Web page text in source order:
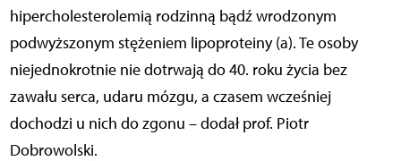
hipercholesterolemią rodzinną bądź wrodzonym
podwyższonym stężeniem lipoproteiny (a). Te osoby
niejednokrotnie nie dotrwają do 40. roku życia bez
zawału serca, udaru mózgu, a czasem wcześniej
dochodzi u nich do zgonu – dodał prof. Piotr
Dobrowolski.